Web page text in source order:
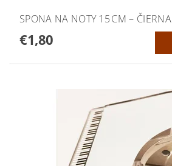
SPONA NA NOTY 15 CM – ČIERNA
€1,80